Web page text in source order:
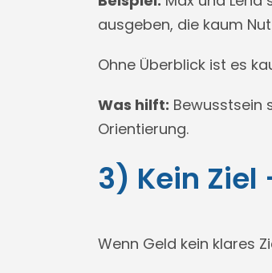
ausgeben, die kaum
Ohne Überblick ist es
Was hilft: Bewusstsein
Orientierung.
3) Kein Ziel
Wenn Geld kein klares